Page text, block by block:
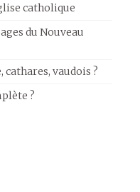
catholique
du Nouveau
vaudois ?
?